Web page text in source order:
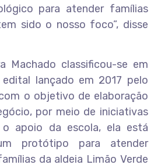
para atender famílias
sido o nosso foco”, disse
Machado classificou-se em
lançado em 2017 pelo
o objetivo de elaboração
por meio de iniciativas
o apoio da escola, ela está
protótipo para atender
da aldeia Limão Verde